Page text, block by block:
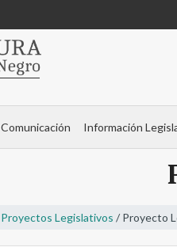
Comunicación Información
Proyectos Legislativos / Proyecto